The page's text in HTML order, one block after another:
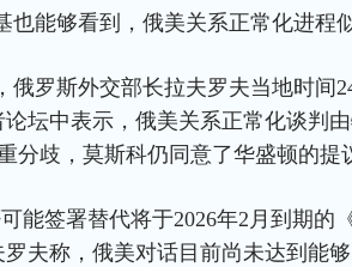
也能够看到，俄美关系正常化进程
俄罗斯外交部长拉夫罗夫当地时间
论坛中表示，俄美关系正常化谈判
分歧，莫斯科仍同意了华盛顿的提
能签署替代将于2026年2月到期的
罗夫称，俄美对话目前尚未达到能